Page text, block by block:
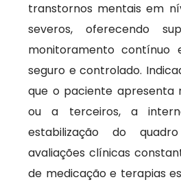
transtornos mentais em
severos, oferecendo
monitoramento contínuo
seguro e controlado.
que o paciente apresenta
ou a terceiros, a
estabilização do
avaliações clínicas
de medicação e terapias